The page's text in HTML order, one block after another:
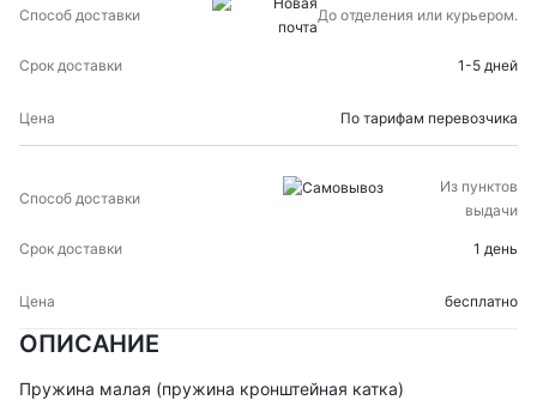
ОПИСАНИЕ
Пружина малая (пружина кронштейная катка)
ДОСТАВКИДОСТАВКИ
ЦЕНА До отделения или курьером.
1-5 дней
По тарифам перевозчика
Из пунктов
выдачи
1 день
бесплатно